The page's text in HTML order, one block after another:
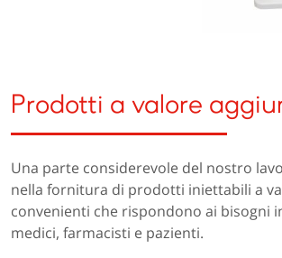
Prodotti a valore
Una parte considerevole del nostro
nella fornitura di prodotti iniettabili a
convenienti che rispondono ai bisogni
medici, farmacisti e pazienti.